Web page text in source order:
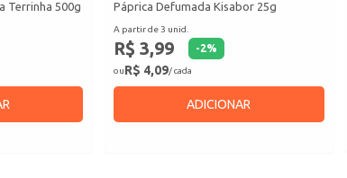
Terrinha 500g Páprica Defumada Kisabor 25g
A partir de 3 unid.
R$ 3,99 -2%
ouR$ 4,09/ cada
ADICIONAR